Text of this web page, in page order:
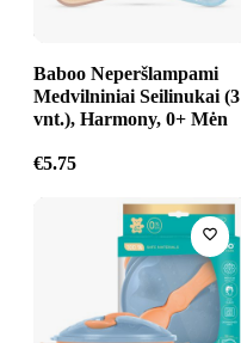
Baboo Neperšlampami
Medvilniniai Seilinukai (3
vnt.), Harmony, 0+ Mėn
€5.75